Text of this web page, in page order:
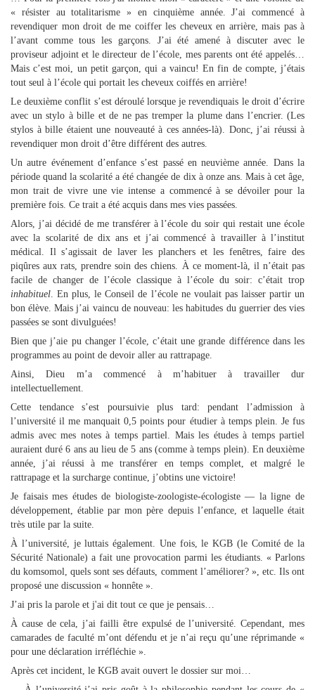
« résister au totalitarisme » en cinquième année. J’ai commencé à
revendiquer mon droit de me coiffer les cheveux en arrière, mais pas à
l’avant comme tous les garçons. J’ai été amené à discuter avec le
proviseur adjoint et le directeur de l’école, mes parents ont été appelés…
Mais c’est moi, un petit garçon, qui a vaincu! En fin de compte, j’étais
tout seul à l’école qui portait les cheveux coiffés en arrière!
Le deuxième conflit s’est déroulé lorsque je revendiquais le droit d’écrire
avec un stylo à bille et de ne pas tremper la plume dans l’encrier. (Les
stylos à bille étaient une nouveauté à ces années-là). Donc, j’ai réussi à
revendiquer mon droit d’être différent des autres.
Un autre événement d’enfance s’est passé en neuvième année. Dans la
période quand la scolarité a été changée de dix à onze ans. Mais à cet âge,
mon trait de vivre une vie intense a commencé à se dévoiler pour la
première fois. Ce trait a été acquis dans mes vies passées.
Alors, j’ai décidé de me transférer à l’école du soir qui restait une école
avec la scolarité de dix ans et j’ai commencé à travailler à l’institut
médical. Il s’agissait de laver les planchers et les fenêtres, faire des
piqûres aux rats, prendre soin des chiens. À ce moment-là, il n’était pas
facile de changer de l’école classique à l’école du soir: c’était trop
inhabituel. En plus, le Conseil de l’école ne voulait pas laisser partir un
bon élève. Mais j’ai vaincu de nouveau: les habitudes du guerrier des vies
passées se sont divulguées!
Bien que j’aie pu changer l’école, c’était une grande différence dans les
programmes au point de devoir aller au rattrapage.
Ainsi, Dieu m’a commencé à m’habituer à travailler dur
intellectuellement.
Cette tendance s’est poursuivie plus tard: pendant l’admission à
l’université il me manquait 0,5 points pour étudier à temps plein. Je fus
admis avec mes notes à temps partiel. Mais les études à temps partiel
auraient duré 6 ans au lieu de 5 ans (comme à temps plein). En deuxième
année, j’ai réussi à me transférer en temps complet, et malgré le
rattrapage et la surcharge continue, j’obtins une victoire!
Je faisais mes études de biologiste-zoologiste-écologiste — la ligne de
développement, établie par mon père depuis l’enfance, et laquelle était
très utile par la suite.
À l’université, je luttais également. Une fois, le KGB (le Comité de la
Sécurité Nationale) a fait une provocation parmi les étudiants. « Parlons
du komsomol, quels sont ses défauts, comment l’améliorer? », etc. Ils ont
proposé une discussion « honnête ».
J’ai pris la parole et j'ai dit tout ce que je pensais…
À cause de cela, j’ai failli être expulsé de l’université. Cependant, mes
camarades de faculté m’ont défendu et je n’ai reçu qu’une réprimande «
pour une déclaration irréfléchie ».
Après cet incident, le KGB avait ouvert le dossier sur moi…